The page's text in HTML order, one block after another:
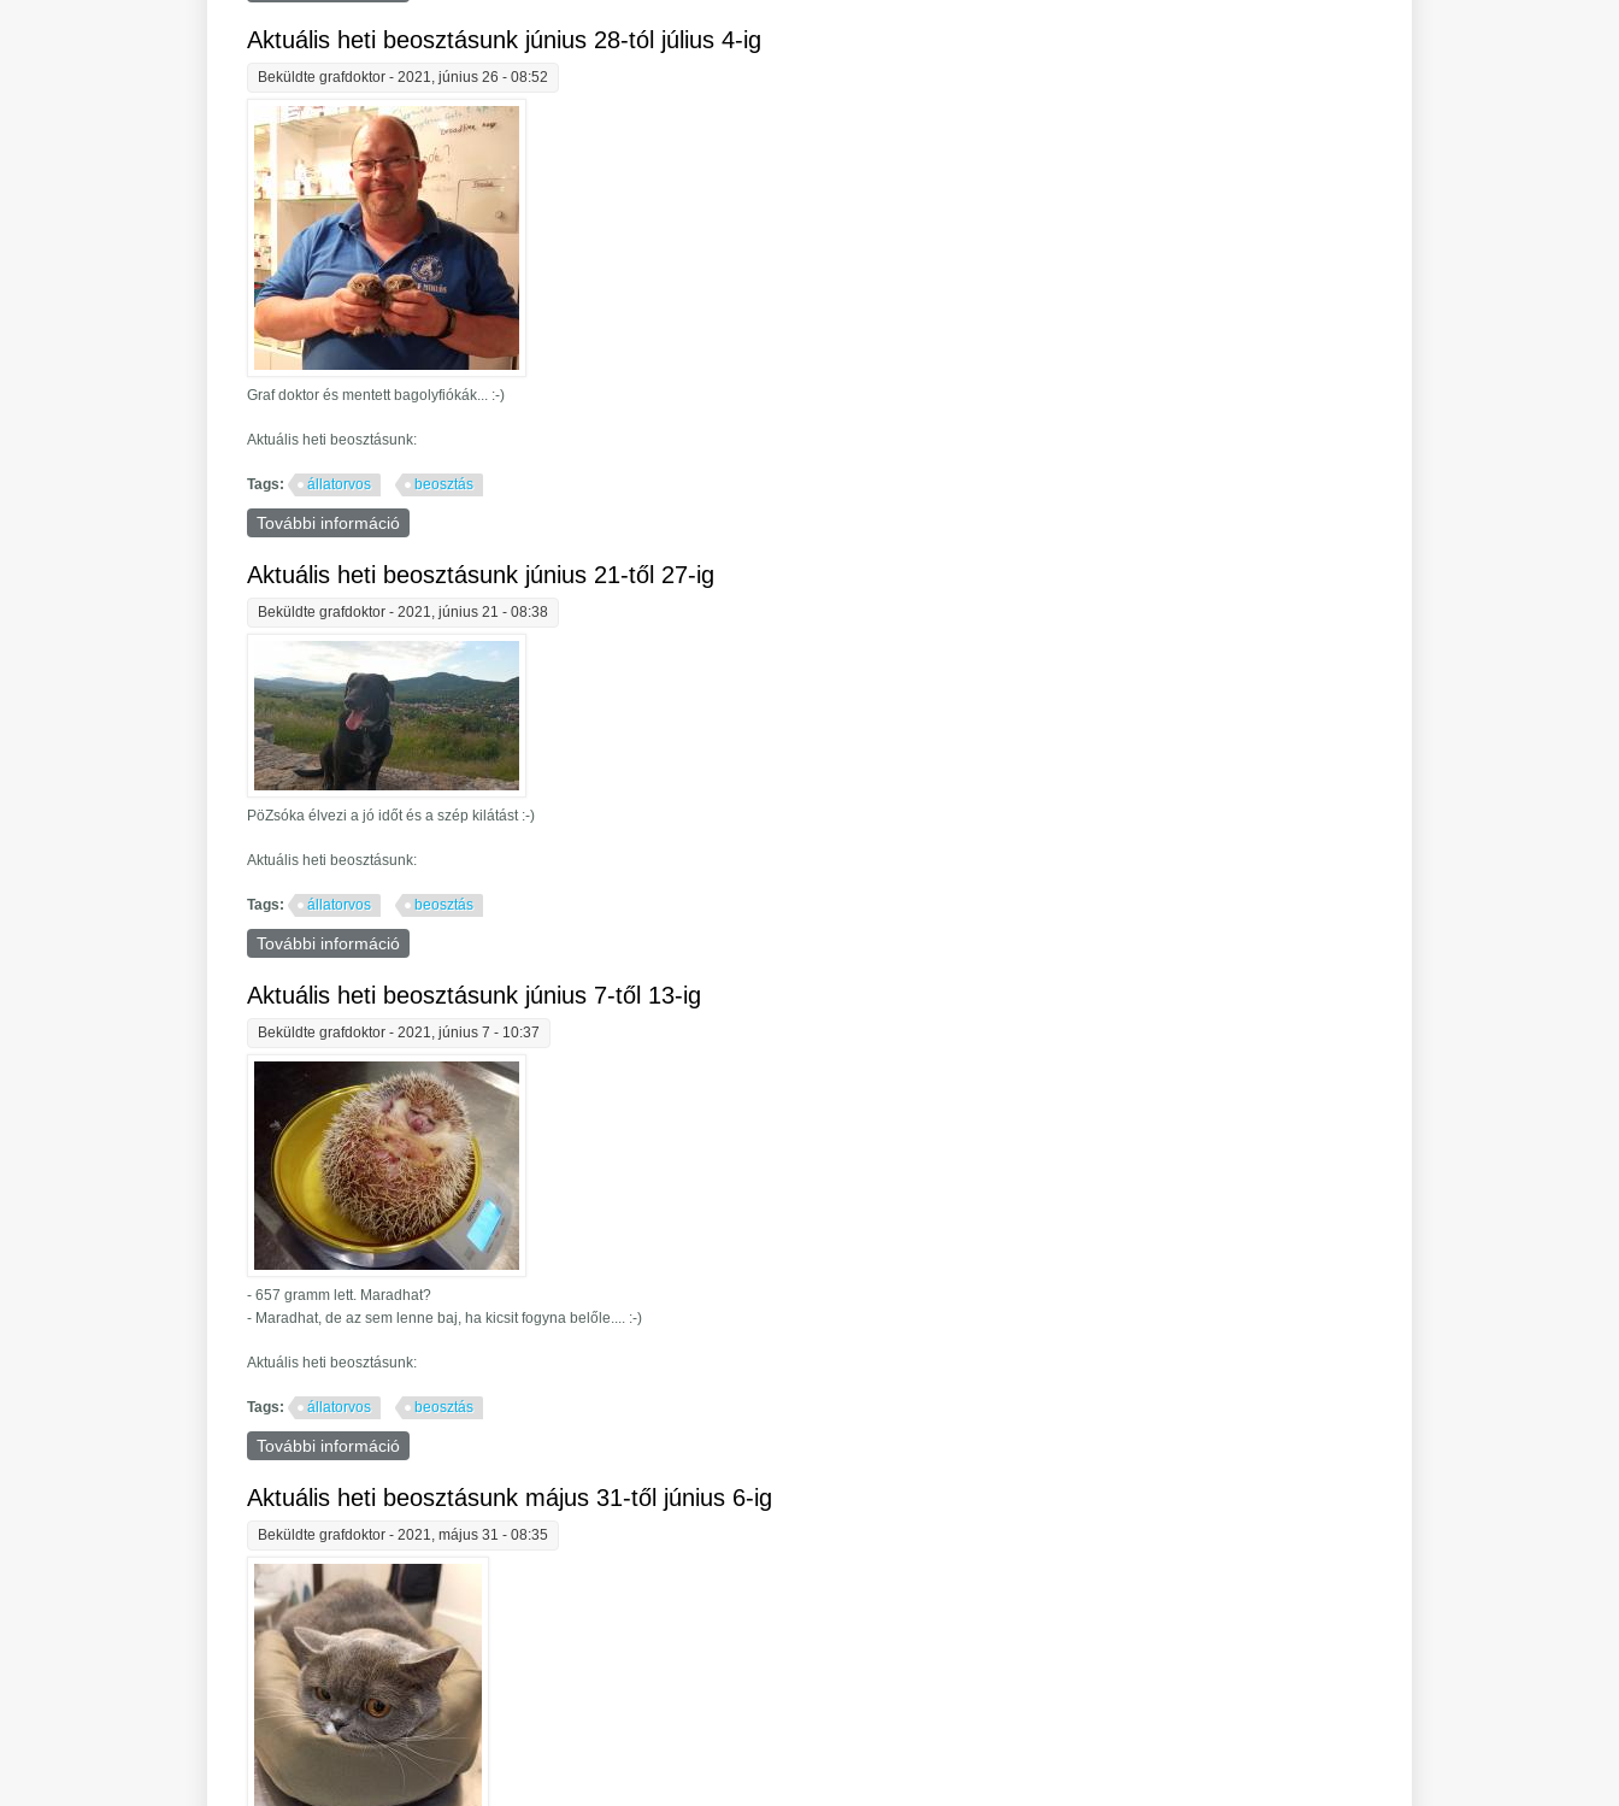
Aktuális heti beosztásunk június 28-tól július 4-ig
Beküldtegrafdoktor - 2021, június 26 - 08:52
Graf doktor és mentett bagolyfiókák... :-)
Aktuális heti beosztásunk:
Tags: állatorvos beosztás
További információ
Aktuális heti beosztásunk június 21-től 27-ig
Beküldtegrafdoktor - 2021, június 21 - 08:38
PöZsóka élvezi a jó időt és a szép kilátást :-)
Aktuális heti beosztásunk:
Tags: állatorvos beosztás
További információ
Aktuális heti beosztásunk június 7-től 13-ig
Beküldtegrafdoktor - 2021, június 7 - 10:37
- 657 gramm lett. Maradhat?
- Maradhat, de az sem lenne baj, ha kicsit fogyna belőle.... :-)
Aktuális heti beosztásunk:
Tags: állatorvos beosztás
További információ
Aktuális heti beosztásunk május 31-től június 6-ig
Beküldtegrafdoktor - 2021, május 31 - 08:35